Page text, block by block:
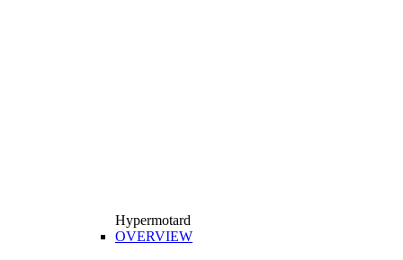
Hypermotard
OVERVIEW